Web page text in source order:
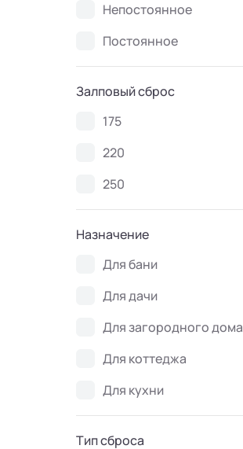
Септики Galay 6
Септики Uni-Sep
Септики VODANOFF
Септики Далос 6
Септики БиоПурит 5
Непостоянное
Постоянное
Залповый сброс
175
220
250
Назначение
Для бани
Для дачи
Для загородного дома
Для коттеджа
Для кухни
Тип сброса